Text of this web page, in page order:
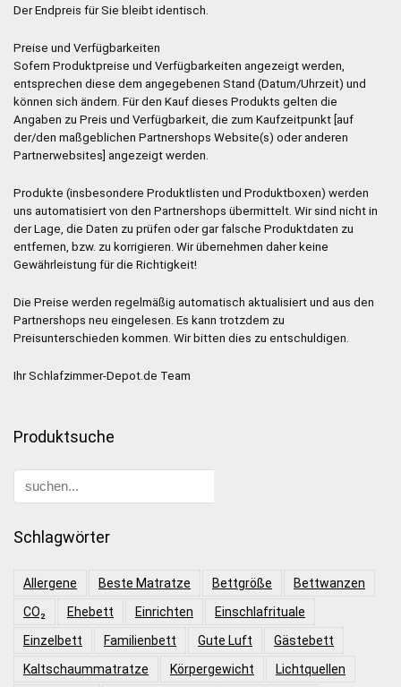
Der Endpreis für Sie bleibt identisch.
Preise und Verfügbarkeiten
Sofern Produktpreise und Verfügbarkeiten angezeigt werden,
entsprechen diese dem angegebenen Stand (Datum/Uhrzeit) und
können sich ändern. Für den Kauf dieses Produkts gelten die
Angaben zu Preis und Verfügbarkeit, die zum Kaufzeitpunkt [auf
der/den maßgeblichen Partnershops Website(s) oder anderen
Partnerwebsites] angezeigt werden.
Produkte (insbesondere Produktlisten und Produktboxen) werden
uns automatisiert von den Partnershops übermittelt. Wir sind nicht in
der Lage, die Daten zu prüfen oder gar falsche Produktdaten zu
entfernen, bzw. zu korrigieren. Wir übernehmen daher keine
Gewährleistung für die Richtigkeit!
Die Preise werden regelmäßig automatisch aktualisiert und aus den
Partnershops neu eingelesen. Es kann trotzdem zu
Preisunterschieden kommen. Wir bitten dies zu entschuldigen.
Ihr Schlafzimmer-Depot.de Team
Produktsuche
Schlagwörter
Allergene Beste Matratze Bettgröße
Bettwanzen
CO₂
Ehebett Einrichten
Einschlafrituale
Einzelbett
Familienbett Gute Luft
Gästebett
Kaltschaummatratze
Körpergewicht Lichtquellen